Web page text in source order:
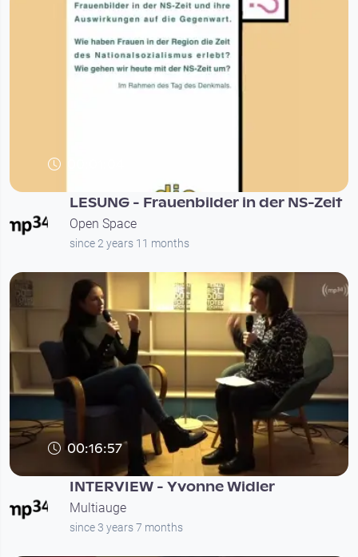
LESUNG - Frauenbilder in der NS-Zeit
Open Space
since 2 years 11 months
00:16:57
INTERVIEW - Yvonne Widler
Multiauge
since 3 years 7 months